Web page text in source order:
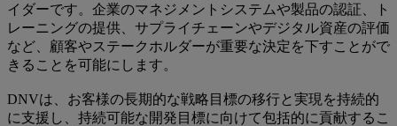
イダーです。企業のマネジメントシステムや製品の認証、ト
レーニングの提供、サプライチェーンやデジタル資産の評価
など、顧客やステークホルダーが重要な決定を下すことがで
きることを可能にします。
DNVは、お客様の長期的な戦略目標の移行と実現を持続的
に支援し、持続可能な開発目標に向けて包括的に貢献するこ